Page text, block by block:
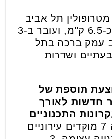
תל אביב
מזרח-מערב, שאורכו כ-6.5 ק"מ, ועובר ב-3
עמק ברכה בתל
ושדרות
תוספת של
דיור חדשות לאורך
התכנוניים
המסמך מזהה 7 מוקדים עירוניים